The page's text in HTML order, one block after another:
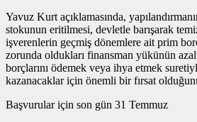
Yavuz Kurt açıklamasında,
stokunun eritilmesi, devletle barışarak
işverenlerin geçmiş dönemlere ait prim
zorunda oldukları finansman yükünün
borçlarını ödemek veya ihya etmek
kazanacaklar için önemli bir fırsat
Başvurular için son gün 31 Temmuz